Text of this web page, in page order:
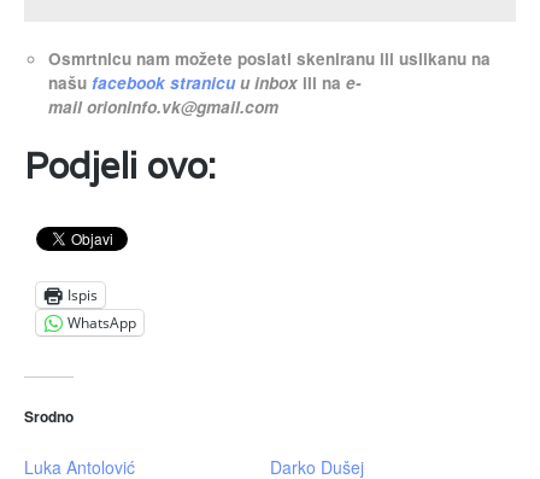
Osmrtnicu nam možete poslati skeniranu ili uslikanu na
našufacebook stranicuu inbox ili nae-
mailorioninfo.vk@gmail.com
Podjeli ovo:
Ispis
WhatsApp
Srodno
Luka Antolović
Darko Dušej